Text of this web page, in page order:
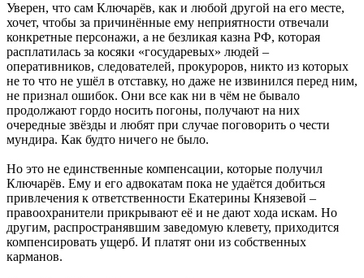
Уверен, что сам Ключарёв, как и любой другой на его месте,
хочет, чтобы за причинённые ему неприятности отвечали
конкретные персонажи, а не безликая казна РФ, которая
расплатилась за косяки «государевых» людей –
оперативников, следователей, прокуроров, никто из которых
не то что не ушёл в отставку, но даже не извинился перед ним,
не признал ошибок. Они все как ни в чём не бывало
продолжают гордо носить погоны, получают на них
очередные звёзды и любят при случае поговорить о чести
мундира. Как будто ничего не было.
Но это не единственные компенсации, которые получил
Ключарёв. Ему и его адвокатам пока не удаётся добиться
привлечения к ответственности Екатерины Князевой –
правоохранители прикрывают её и не дают хода искам. Но
другим, распространявшим заведомую клевету, приходится
компенсировать ущерб. И платят они из собственных
карманов.